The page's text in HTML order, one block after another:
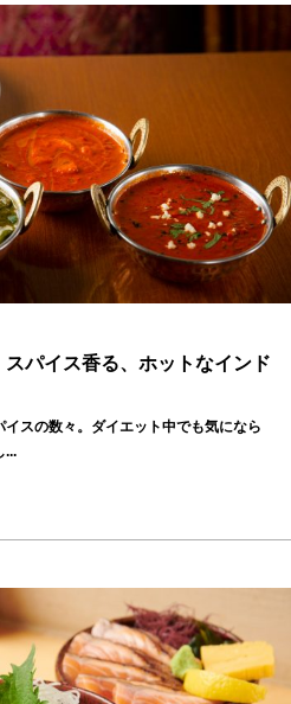
パイス香る、ホットなインド
スの数々。ダイエット中でも気になら
...